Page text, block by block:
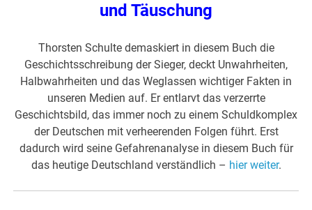
und Täuschung
Thorsten Schulte demaskiert in diesem Buch die
Geschichtsschreibung der Sieger, deckt Unwahrheiten,
Halbwahrheiten und das Weglassen wichtiger Fakten in
unseren Medien auf. Er entlarvt das verzerrte
Geschichtsbild, das immer noch zu einem Schuldkomplex
der Deutschen mit verheerenden Folgen führt. Erst
dadurch wird seine Gefahrenanalyse in diesem Buch für
das heutige Deutschland verständlich – hier weiter.